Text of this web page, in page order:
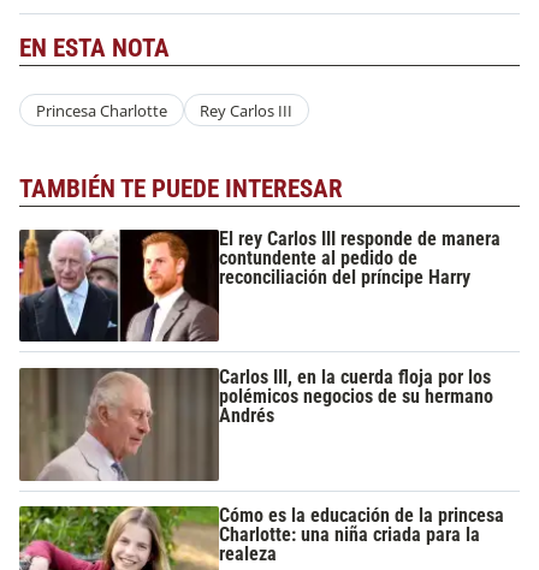
EN ESTA NOTA
Princesa Charlotte Rey Carlos III
TAMBIÉN TE PUEDE INTERESAR
El rey Carlos III responde de manera
contundente al pedido de
reconciliación del príncipe Harry
Carlos III, en la cuerda floja por los
polémicos negocios de su hermano
Andrés
Cómo es la educación de la princesa
Charlotte: una niña criada para la
realeza